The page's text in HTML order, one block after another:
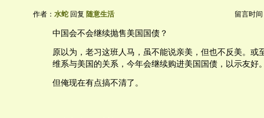
作者： 水蛇 回复 随意生活 留言时间
中国会不会继续抛售美国国债？
原以为，老习这班人马，虽不能说亲美，但也不反美。或
维系与美国的关系，今年会继续购进美国国债，以示友好
但俺现在有点搞不清了。